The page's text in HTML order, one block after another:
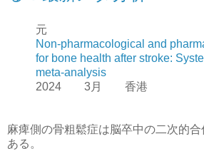
元
Non-pharmacological and
for bone health after stroke:
meta-analysis
2024 3月 香港
麻痺側の骨粗鬆症は脳卒中の二次的
ある。